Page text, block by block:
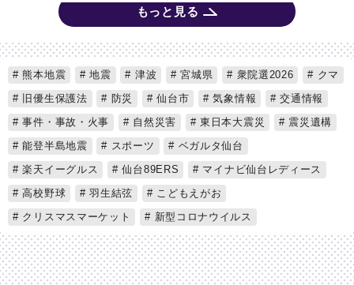
もっと見る
熊本地震 地震 津波 宮城県 衆院選2026
クマ
旧優生保護法
防災 仙台市 気象情報
交通情報
事件・事故・火事
自然災害 東日本大震災
震災遺構
能登半島地震
スポーツ
ベガルタ仙台
楽天イーグルス
仙台89ERS
マイナビ仙台レディース
高校野球
羽生結弦
こどもえがお
クリスマスマーケット
新型コロナウイルス